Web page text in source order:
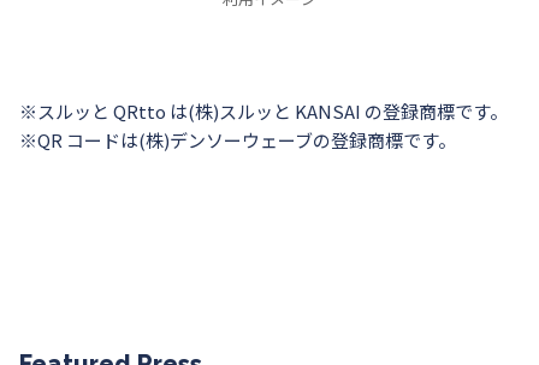
※スルッと QRtto は(株)スルッと KANSAI の登録商標です。
※QR コードは(株)デンソーウェーブの登録商標です。